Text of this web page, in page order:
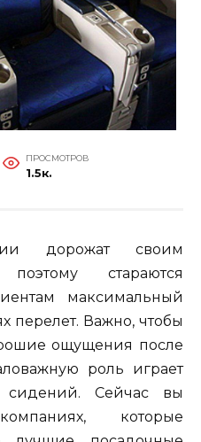
ПРОСМОТРОВ
1.5к.
дорожат своим
стараются
максимальный
перелет. Важно, чтобы
ощущения после
роль играет
сидений. Сейчас вы
которые